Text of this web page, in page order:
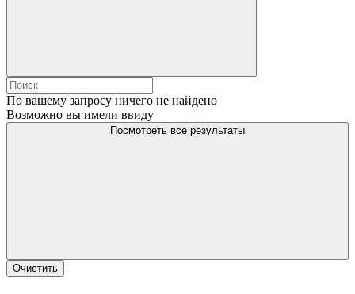
По вашему запросу ничего не найдено
Возможно вы имели ввиду
Посмотреть все результаты
Очистить